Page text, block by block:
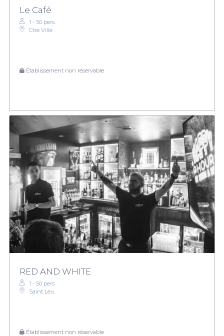
Le Café
1 - 50 pers.
Ctre Ville
Établissement non réservable
RED AND WHITE
1 - 50 pers.
Saint Leu
Établissement non réservable